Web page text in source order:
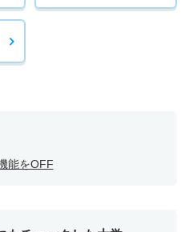
能をOFF